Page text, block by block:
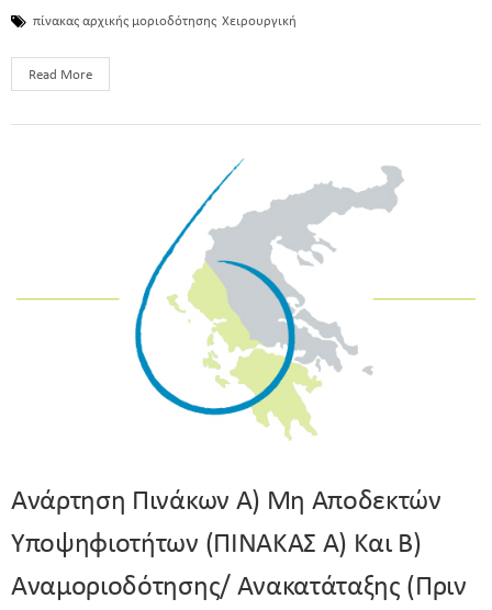
πίνακας αρχικής μοριοδότησης Χειρουργική
Read More
Ανάρτηση Πινάκων Α) Μη Αποδεκτών
Υποψηφιοτήτων (ΠΙΝΑΚΑΣ Α) Και Β)
Αναμοριοδότησης/ Ανακατάταξης (πριν